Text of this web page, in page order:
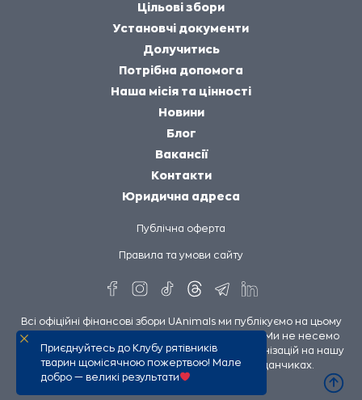
Цільові збори
Установчі документи
Долучитись
Потрібна допомога
Наша місія та цінності
Новини
Блог
Вакансії
Контакти
Юридична адреса
Публічна оферта
Правила та умови сайту
Всі офіційні фінансові збори UAnimals ми публікуємо на цьому
сайті та на сторінках UAnimals у соцмережах. Ми не несемо
відповідальності за збори інших людей чи організацій на нашу
підтримку, опубліковані на сторонніх майданчиках.
UAnimals @ 2026
Приєднуйтесь до Клубу рятівників
тварин щомісячною пожертвою! Мале
добро — великі результати